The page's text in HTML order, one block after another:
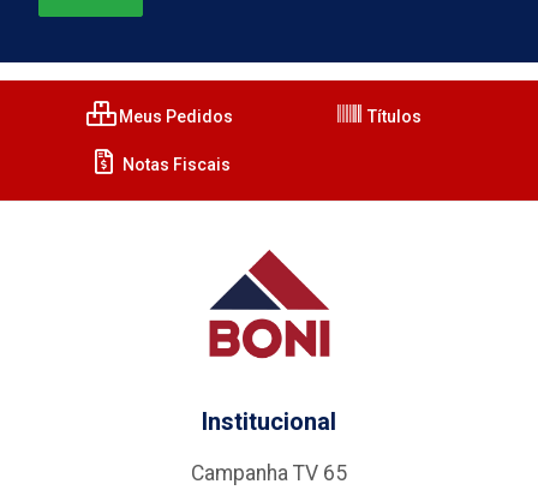
Meus Pedidos Títulos
Notas Fiscais
Institucional
Campanha TV 65